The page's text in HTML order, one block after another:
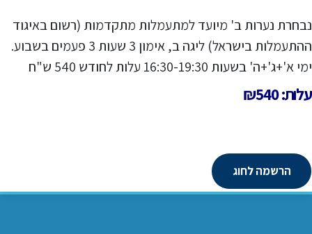
נבחרת נערות ב' מיועד למתעמלות מתקדמות (רשום באיגוד
ההתעמלות בישראל) ליגה ב, אימון 3 שעות 3 פעמים בשבוע.
ימי א'+ג'+ה' בשעות 16:30-19:30 עלות לחודש 540 ש"ח
עלות: ₪540
הרשמה לחוג